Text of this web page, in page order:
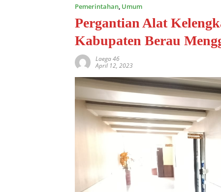
Pemerintahan, Umum
Pergantian Alat
Kabupaten Berau
Laega 46
April 12, 2023